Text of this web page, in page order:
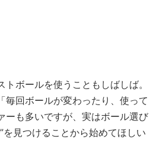
ボールを使うこともしばしば。
回ボールが変わったり、使って
ーも多いですが、実はボール選び
見つけることから始めてほしい